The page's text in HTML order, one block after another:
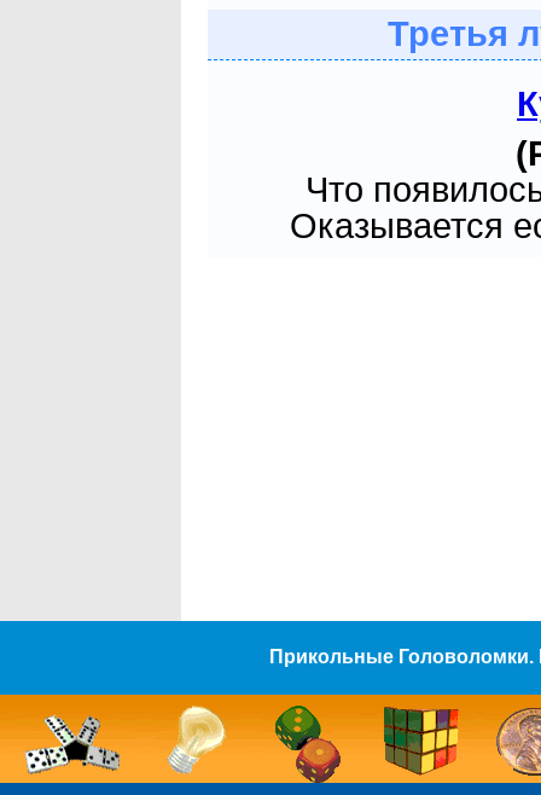
Третья
Что
Оказывается
Прикольные